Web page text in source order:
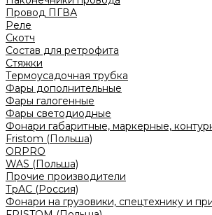
Провод ПГВА
Реле
Скотч
Состав для ретрофита
Стяжки
Термоусадочная трубка
Фары дополнительные
Фары галогенные
Фары светодиодные
Фонари габаритные, маркерные,
Fristom (Польша)
ORPRO
WAS (Польша)
Прочие производители
ТрАС (Россия)
Фонари на грузовики, спецтехнику и